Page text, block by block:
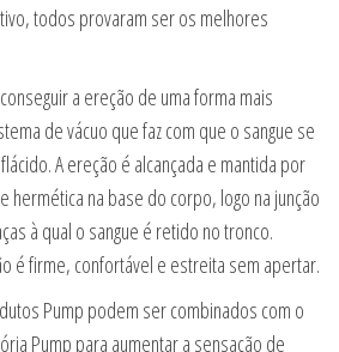
todos provaram ser os melhores
a ereção de uma forma mais
de vácuo que faz com que o sangue se
A ereção é alcançada e mantida por
hermética na base do corpo, logo na junção
à qual o sangue é retido no tronco.
é firme, confortável e estreita sem apertar.
Pump podem ser combinados com o
Pump para aumentar a sensação de